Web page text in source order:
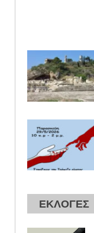
ΕΚΛΟΓΕΣ